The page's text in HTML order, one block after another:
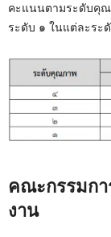
คะแนนตามระดับคุ
ระดับ ๑ ในแต่ละระ
คณะกรรมก
งาน